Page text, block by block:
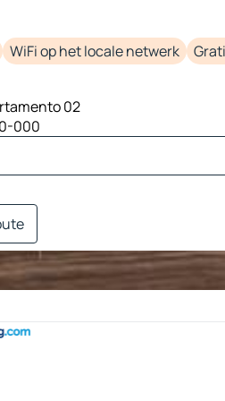
WiFi op het locale netwerk
02
000